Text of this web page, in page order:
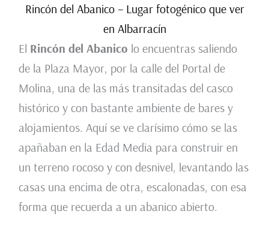
Rincón del Abanico – Lugar fotogénico que ver
en Albarracín
El Rincón del Abanico lo encuentras saliendo
de la Plaza Mayor, por la calle del Portal de
Molina, una de las más transitadas del casco
histórico y con bastante ambiente de bares y
alojamientos. Aquí se ve clarísimo cómo se las
apañaban en la Edad Media para construir en
un terreno rocoso y con desnivel, levantando las
casas una encima de otra, escalonadas, con esa
forma que recuerda a un abanico abierto.